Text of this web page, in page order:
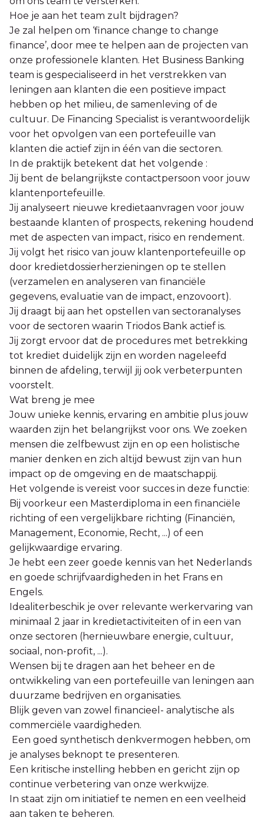
Hoe je aan het team zult bijdragen?
Je zal helpen om ‘finance change to change
finance’, door mee te helpen aan de projecten van
onze professionele klanten. Het Business Banking
team is gespecialiseerd in het verstrekken van
leningen aan klanten die een positieve impact
hebben op het milieu, de samenleving of de
cultuur. De Financing Specialist is verantwoordelijk
voor het opvolgen van een portefeuille van
klanten die actief zijn in één van die sectoren.
In de praktijk betekent dat het volgende :
Jij bent de belangrijkste contactpersoon voor jouw
klantenportefeuille.
Jij analyseert nieuwe kredietaanvragen voor jouw
bestaande klanten of prospects, rekening houdend
met de aspecten van impact, risico en rendement.
Jij volgt het risico van jouw klantenportefeuille op
door kredietdossierherzieningen op te stellen
(verzamelen en analyseren van financiële
gegevens, evaluatie van de impact, enzovoort).
Jij draagt bij aan het opstellen van sectoranalyses
voor de sectoren waarin Triodos Bank actief is.
Jij zorgt ervoor dat de procedures met betrekking
tot krediet duidelijk zijn en worden nageleefd
binnen de afdeling, terwijl jij ook verbeterpunten
voorstelt.
Wat breng je mee
Jouw unieke kennis, ervaring en ambitie plus jouw
waarden zijn het belangrijkst voor ons. We zoeken
mensen die zelfbewust zijn en op een holistische
manier denken en zich altijd bewust zijn van hun
impact op de omgeving en de maatschappij.
Het volgende is vereist voor succes in deze functie:
Bij voorkeur een Masterdiploma in een financiële
richting of een vergelijkbare richting (Financiën,
Management, Economie, Recht, ...) of een
gelijkwaardige ervaring.
Je hebt een zeer goede kennis van het Nederlands
en goede schrijfvaardigheden in het Frans en
Engels.
Idealiterbeschik je over relevante werkervaring van
minimaal 2 jaar in kredietactiviteiten of in een van
onze sectoren (hernieuwbare energie, cultuur,
sociaal, non-profit, ...).
Wensen bij te dragen aan het beheer en de
ontwikkeling van een portefeuille van leningen aan
duurzame bedrijven en organisaties.
Blijk geven van zowel financieel- analytische als
commerciële vaardigheden.
Een goed synthetisch denkvermogen hebben, om
je analyses beknopt te presenteren.
Een kritische instelling hebben en gericht zijn op
continue verbetering van onze werkwijze.
In staat zijn om initiatief te nemen en een veelheid
aan taken te beheren.